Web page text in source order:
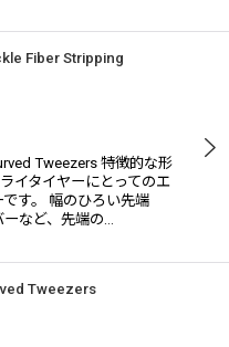
Fiber Stripping
Tweezers 特徴的な形
イタイヤーにとってのエ
す。 幅のひろい先端
ーなど、先端の…
Tweezers